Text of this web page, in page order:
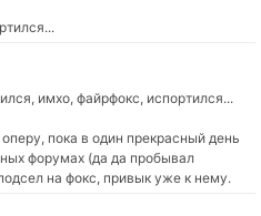
имхо, файрфокс, испортился...
пока в один прекрасный день
форумах (да да пробывал
на фокс, привык уже к нему.